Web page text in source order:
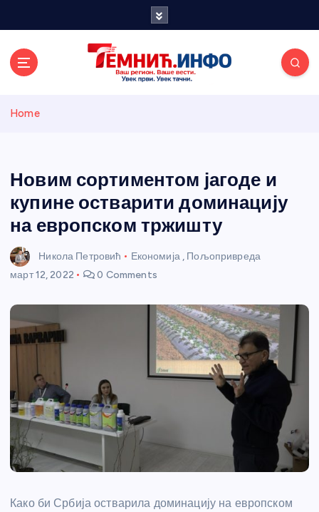
и портал
Home
Новим сортиментом јагоде и
купине остварити доминацију
на европском тржишту
Никола Петровић Економија, Пољопривреда
март 12, 2022
0 Comments
Како би Србија остварила доминацију на европском